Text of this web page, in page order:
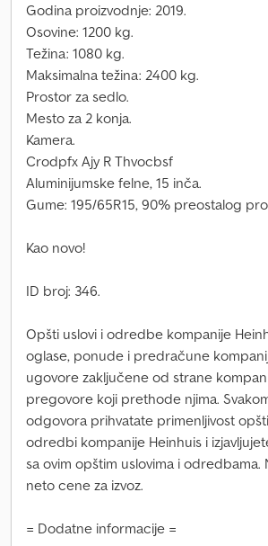
Godina proizvodnje: 2019.
Osovine: 1200 kg.
Težina: 1080 kg.
Maksimalna težina: 2400 kg.
Prostor za sedlo.
Mesto za 2 konja.
Kamera.
Crodpfx Ajy R Thvocbsf
Aluminijumske felne, 15 inča.
Gume: 195/65R15, 90% preostalog
Kao novo!
ID broj: 346.
Opšti uslovi i odredbe kompanije
oglase, ponude i predračune
ugovore zaključene od strane
pregovore koji prethode njima.
odgovora prihvatate primenljivost
odredbi kompanije Heinhuis i
sa ovim opštim uslovima i odredbama.
neto cene za izvoz.
= Dodatne informacije =